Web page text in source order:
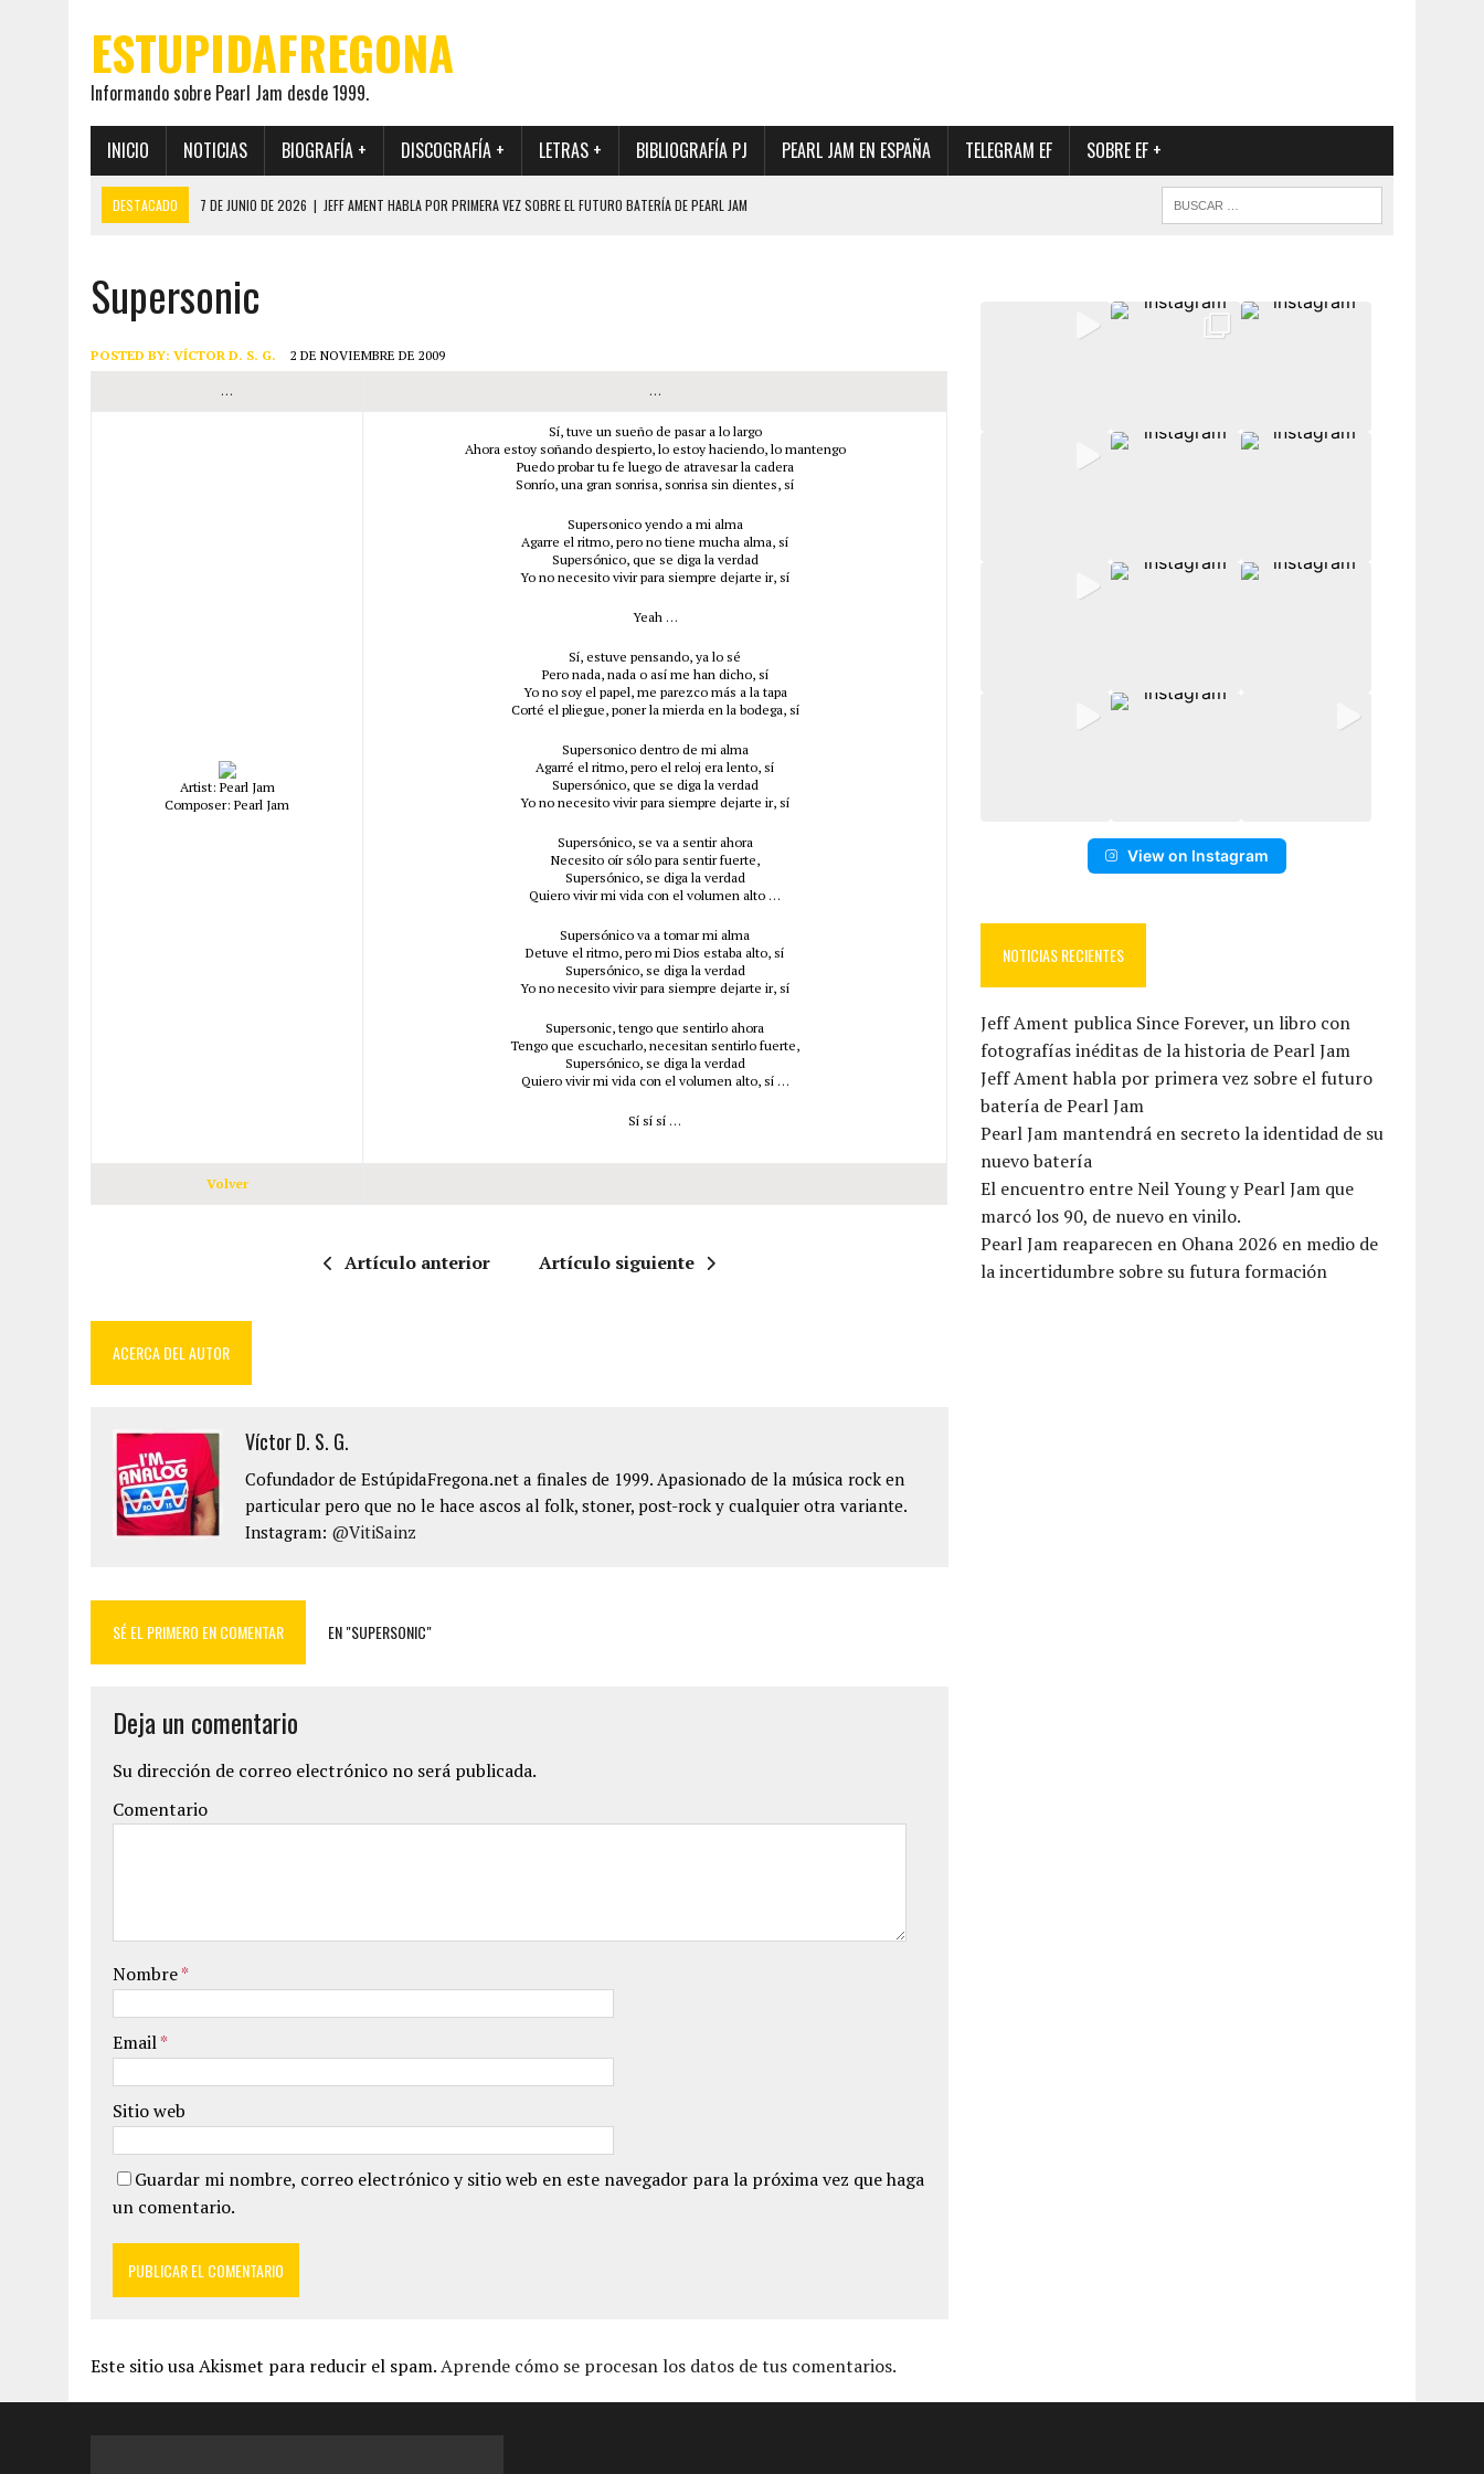
ESTUPIDAFREGONA
Informando sobre Pearl Jam desde 1999.
INICIO NOTICIAS BIOGRAFÍA + DISCOGRAFÍA + LETRAS + BIBLIOGRAFÍA PJ PEARL JAM EN ESPAÑA TELEGRAM EF SOBRE EF +
DESTACADO 7 DE JUNIO DE 2026 | JEFF AMENT HABLA POR PRIMERA VEZ SOBRE EL FUTURO BATERÍA DE PEARL JAM
EL ENCUENTRO ENTRE NEIL YOUNG Y PEARL JAM QUE MARCÓ LOS 90, DE NUEVO EN VINILO.
12 DE MAYO DE 2026 |
PEARL JAM REAPARECEN EN OHANA 2026 EN MEDIO DE LA INCERTIDUMBRE SOBRE SU FUTURA FORMACIÓN
28 DE JULIO DE 2026 | JEFF AMENT PUBLICA SINCE FOREVER, UN LIBRO CON FOTOGRAFÍAS INÉDITAS DE LA HISTORIA DE PEARL JAM
Supersonic
POSTED BY: VÍCTOR D. S. G. 2 DE NOVIEMBRE DE 2009
… …
Artist: Pearl Jam
Composer: Pearl Jam
Sí, tuve un sueño de pasar a lo largo
Ahora estoy soñando despierto, lo estoy haciendo, lo mantengo
Puedo probar tu fe luego de atravesar la cadera
Sonrío, una gran sonrisa, sonrisa sin dientes, sí
Supersonico yendo a mi alma
Agarre el ritmo, pero no tiene mucha alma, sí
Supersónico, que se diga la verdad
Yo no necesito vivir para siempre dejarte ir, sí
Yeah …
Sí, estuve pensando, ya lo sé
Pero nada, nada o así me han dicho, sí
Yo no soy el papel, me parezco más a la tapa
Corté el pliegue, poner la mierda en la bodega, sí
Supersonico dentro de mi alma
Agarré el ritmo, pero el reloj era lento, sí
Supersónico, que se diga la verdad
Yo no necesito vivir para siempre dejarte ir, sí
Supersónico, se va a sentir ahora
Necesito oír sólo para sentir fuerte,
Supersónico, se diga la verdad
Quiero vivir mi vida con el volumen alto …
Supersónico va a tomar mi alma
Detuve el ritmo, pero mi Dios estaba alto, sí
Supersónico, se diga la verdad
Yo no necesito vivir para siempre dejarte ir, sí
Supersonic, tengo que sentirlo ahora
Tengo que escucharlo, necesitan sentirlo fuerte,
Supersónico, se diga la verdad
Quiero vivir mi vida con el volumen alto, sí …
Sí sí sí …
Volver
Artículo anterior Artículo siguiente
ACERCA DEL AUTOR
Víctor D. S. G.
Cofundador de EstúpidaFregona.net a finales de 1999. Apasionado de la música rock en
particular pero que no le hace ascos al folk, stoner, post-rock y cualquier otra variante.
Instagram: @VitiSainz
SÉ EL PRIMERO EN COMENTAR EN "SUPERSONIC"
Deja un comentario
Su dirección de correo electrónico no será publicada.
Comentario
Nombre*
Email*
Sitio web
Guardar mi nombre, correo electrónico y sitio web en este navegador para la próxima vez que haga
un comentario.
Este sitio usa Akismet para reducir el spam.Aprende cómo se procesan los datos de tus comentarios.
View on Instagram
NOTICIAS RECIENTES
Jeff Ament publica Since Forever, un libro con
fotografías inéditas de la historia de Pearl Jam
Jeff Ament habla por primera vez sobre el futuro
batería de Pearl Jam
Pearl Jam mantendrá en secreto la identidad de su
nuevo batería
El encuentro entre Neil Young y Pearl Jam que
marcó los 90, de nuevo en vinilo.
Pearl Jam reaparecen en Ohana 2026 en medio de
la incertidumbre sobre su futura formación